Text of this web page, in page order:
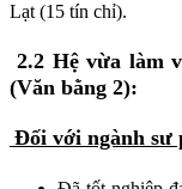
Lạt (15 tín chỉ).
2.2 Hệ vừa làm
(Văn bằng 2):
Đối với ngành sư